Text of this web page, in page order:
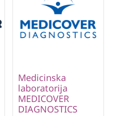
Medicinska
laboratorija
MEDICOVER
DIAGNOSTICS